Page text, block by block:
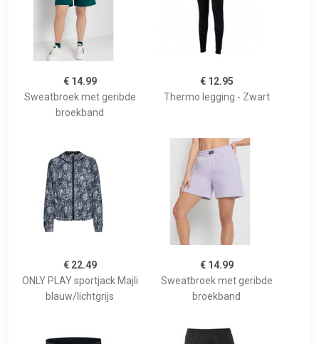
€ 14.99
Sweatbroek met geribde
broekband
€ 12.95
Thermo legging - Zwart
€ 22.49
ONLY PLAY sportjack Majli
blauw/lichtgrijs
€ 14.99
Sweatbroek met geribde
broekband